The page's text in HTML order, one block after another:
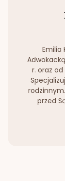
Emilia
r. oraz od
przed